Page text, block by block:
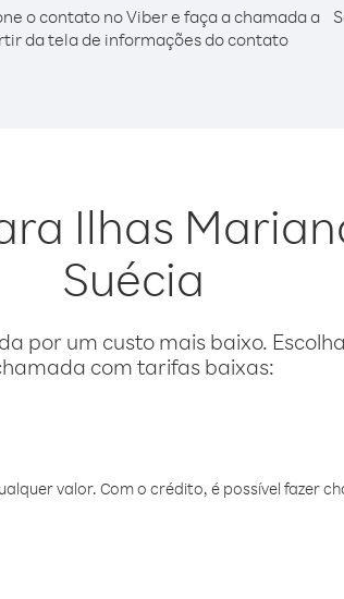
o contato no Viber e faça a chamada a
da tela de informações do contato
Ilhas
Suécia
por um custo mais baixo.
com tarifas baixas:
valor. Com o crédito, é possível fazer